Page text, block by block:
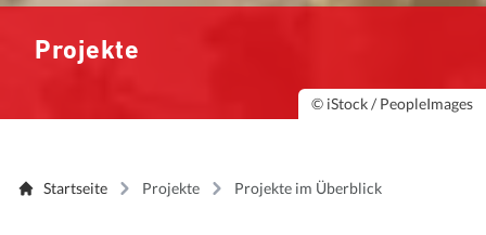
Projekte
© iStock / PeopleImages
Startseite Projekte Projekte im Überblick